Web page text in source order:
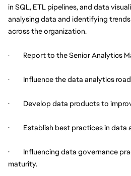
in SQL, ETL pipelines, and data
analysing data and identifying
across the organization.
·         Report to the Senior Analytics
·         Influence the data analytics
·         Develop data products to
·         Establish best practices in
·         Influencing data governance
maturity.